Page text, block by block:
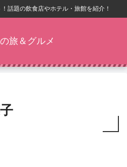
話題の飲食店やホテル・旅館を紹介！
旅＆グルメ